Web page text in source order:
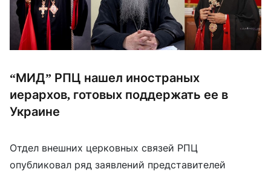
“МИД” РПЦ нашел иностраных
иерархов, готовых поддержать ее в
Украине
Отдел внешних церковных связей РПЦ
опубликовал ряд заявлений представителей